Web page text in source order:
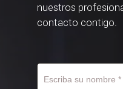
nuestros
contacto contigo.